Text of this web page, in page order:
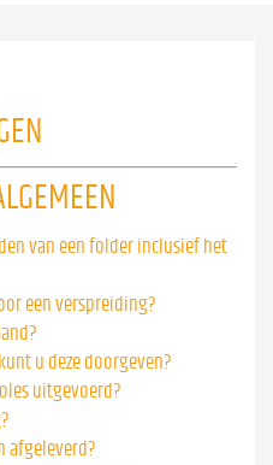
van een folder inclusief het
een verspreiding?
u deze doorgeven?
uitgevoerd?
afgeleverd?